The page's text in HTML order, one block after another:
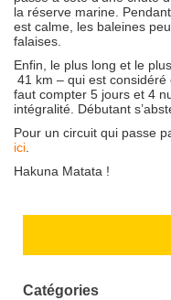
la réserve marine.
est calme, les baleines
falaises.
Enfin, le plus long et le
41 km – qui est considéré
faut compter 5 jours et 4
intégralité. Débutant
Pour un circuit qui passe
ici.
Hakuna Matata !
Catégories